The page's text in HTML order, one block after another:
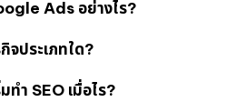
Ads อย่างไร?
จประเภทใด?
ทำ SEO เมื่อไร?